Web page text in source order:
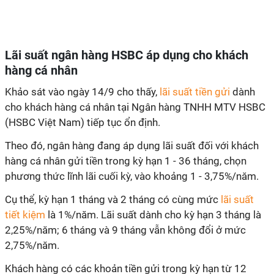
Lãi suất ngân hàng HSBC áp dụng cho khách
hàng cá nhân
Khảo sát vào ngày 14/9 cho thấy, lãi suất tiền gửi dành
cho khách hàng cá nhân tại Ngân hàng TNHH MTV HSBC
(HSBC Việt Nam) tiếp tục ổn định.
Theo đó, ngân hàng đang áp dụng lãi suất đối với khách
hàng cá nhân gửi tiền trong kỳ hạn 1 - 36 tháng, chọn
phương thức lĩnh lãi cuối kỳ, vào khoảng 1 - 3,75%/năm.
Cụ thể, kỳ hạn 1 tháng và 2 tháng có cùng mức lãi suất
tiết kiệm là 1%/năm. Lãi suất dành cho kỳ hạn 3 tháng là
2,25%/năm; 6 tháng và 9 tháng vẫn không đổi ở mức
2,75%/năm.
Khách hàng có các khoản tiền gửi trong kỳ hạn từ 12